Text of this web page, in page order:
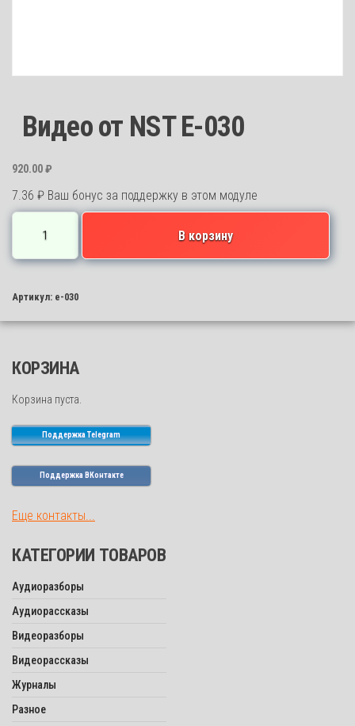
Видео от NST E-030
920.00₽
7.36 ₽ Ваш бонус за поддержку в этом модуле
товара
Видео
NST
E-
В корзину
Артикул: e-030
КОРЗИНА
Корзина пуста.
Поддержка Telegram
Поддержка ВКонтакте
Еще контакты...
КАТЕГОРИИ ТОВАРОВ
Аудиоразборы
Аудиорассказы
Видеоразборы
Видеорассказы
Журналы
Разное